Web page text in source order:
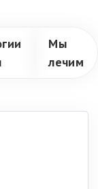
Мы
лечим